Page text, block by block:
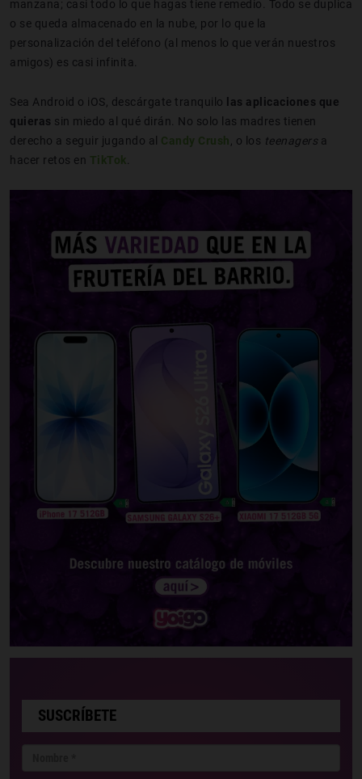
manzana; casi todo lo que hagas tiene remedio. Todo se duplica
o se queda almacenado en la nube, por lo que la
personalización del teléfono (al menos lo que verán nuestros
amigos) es casi infinita.
Sea Android o iOS, descárgate tranquilo
las aplicaciones que
quieras sin miedo al qué dirán. No solo las madres tienen
derecho a seguir jugando al Candy Crush , o los teenagers a
hacer retos en TikTok
SUSCRÍBETE